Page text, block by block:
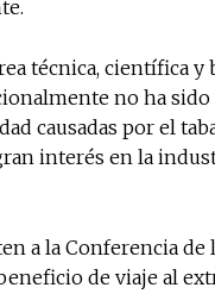
técnica, científica y
no ha
causadas por el
interés en la
a la Conferencia de
de viaje al